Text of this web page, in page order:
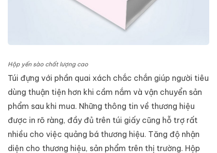
Hộp yến sào chất lượng cao
Túi đựng với phần quai xách chắc chắn giúp người tiêu
dùng thuận tiện hơn khi cầm nắm và vận chuyển sản
phẩm sau khi mua. Những thông tin về thương hiệu
được in rõ ràng, đầy đủ trên túi giấy cũng hỗ trợ rất
nhiều cho việc quảng bá thương hiệu. Tăng độ nhận
diện cho thương hiệu, sản phẩm trên thị trường. Hộp